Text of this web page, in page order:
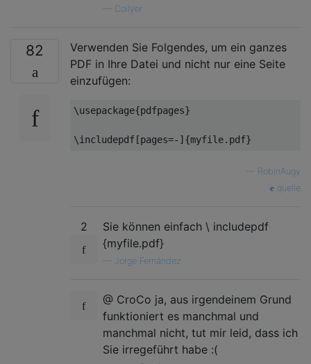
Collyer
82
Verwenden Sie Folgendes, um ein ganzes
PDF in Ihre Datei und nicht nur eine Seite
einzufügen:
\usepackage{pdfpages}
\includepdf[pages=- ]{myfile.pdf}
RobinAugy
quelle
2
Sie können einfach \ includepdf
{myfile.pdf}
Jorge Fernández
@ CroCo ja, aus irgendeinem Grund
funktioniert es manchmal und
manchmal nicht, tut mir leid, dass ich
Sie irregeführt habe :(